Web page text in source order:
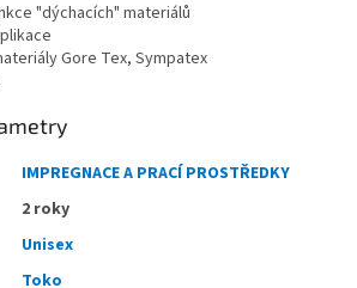
"dýchacích" materiálů
Gore Tex, Sympatex
IMPREGNACE A PRACÍ PROSTŘEDKY
2 roky
Unisex
Toko